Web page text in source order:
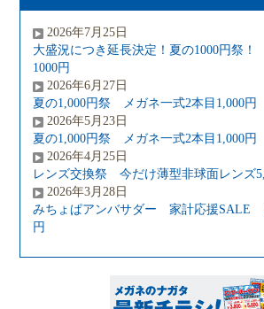
2026年7月25日
大盛況につき延長決定！夏の1000円祭
1000円
2026年6月27日
夏の1,000円祭 メガネ一式2本目1,000円
2026年5月23日
夏の1,000円祭 メガネ一式2本目1,000円
2026年4月25日
レンズ交換祭 今だけ薄型非球面レンズ
2026年3月28日
みちょぱアンバサダー 家計応援SALE
円